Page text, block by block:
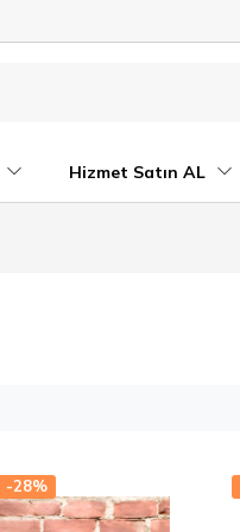
Hizmet Satın AL
-28%